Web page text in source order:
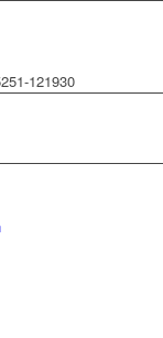
121930